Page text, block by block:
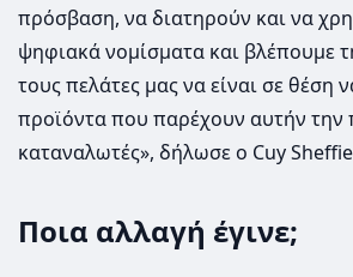
πρόσβαση, να διατηρούν και να
ψηφιακά νομίσματα και βλέπουμε
τους πελάτες μας να είναι σε θέση
προϊόντα που παρέχουν αυτήν
καταναλωτές», δήλωσε ο Cuy
Ποια αλλαγή έγινε;